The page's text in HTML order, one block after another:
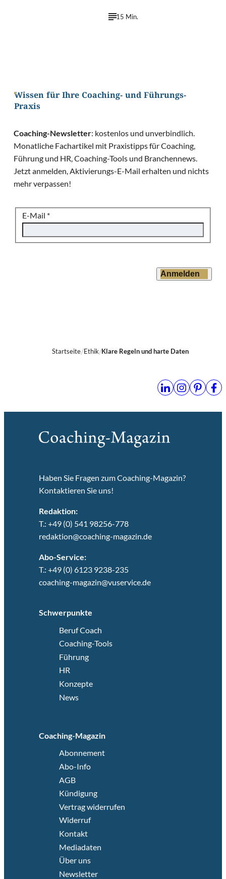
15 Min.
Wissen für Ihre Coaching- und Führungs-
Praxis
Coaching-Newsletter: kostenlos und unverbindlich.
Monatliche Fachartikel mit Praxistipps für Coaching,
Führung und HR, Coaching-Tools und Branchennews.
Jetzt anmelden, Aktivierungs-E-Mail erhalten und nichts
mehr verpassen!
E-Mail *
Anmelden
Startseite Ethik Klare Regeln und harte Daten
Haben Sie Fragen zum Coaching-Magazin?
Kontaktieren Sie uns!
Redaktion:
T.: +49 (0) 541 98256-778
redaktion@coaching-magazin.de
Abo-Service:
T.: +49 (0) 6123 9238-235
coaching-magazin@vuservice.de
Schwerpunkte
Beruf Coach
Coaching-Tools
Führung
HR
Konzepte
News
Coaching-Magazin
Abonnement
Abo-Info
AGB
Kündigung
Vertrag widerrufen
Widerruf
Kontakt
Mediadaten
Über uns
Newsletter